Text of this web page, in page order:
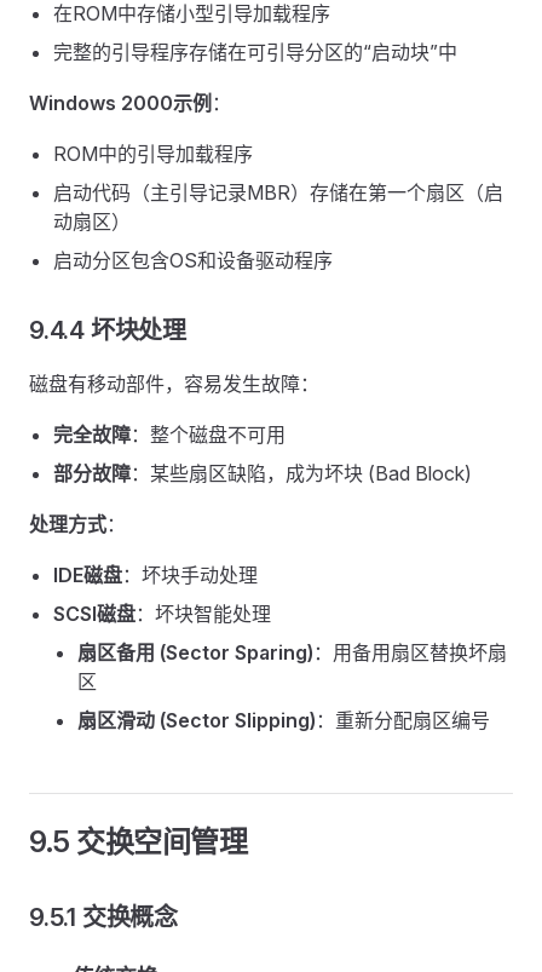
在ROM中存储小型引导加载程序
完整的引导程序存储在可引导分区的“启动块”中
Windows 2000示例 ：
ROM中的引导加载程序
启动代码（主引导记录MBR）存储在第一个扇区（启
动扇区）
启动分区包含OS和设备驱动程序
9.4.4 坏块处理
磁盘有移动部件，容易发生故障：
完全故障：整个磁盘不可用
部分故障：某些扇区缺陷，成为坏块 (Bad Block)
处理方式：
IDE磁盘：坏块手动处理
SCSI磁盘：坏块智能处理
扇区备用 (Sector Sparing) ：用备用扇区替换坏扇
区
扇区滑动 (Sector Slipping) ：重新分配扇区编号
9.5 交换空间管理
9.5.1 交换概念